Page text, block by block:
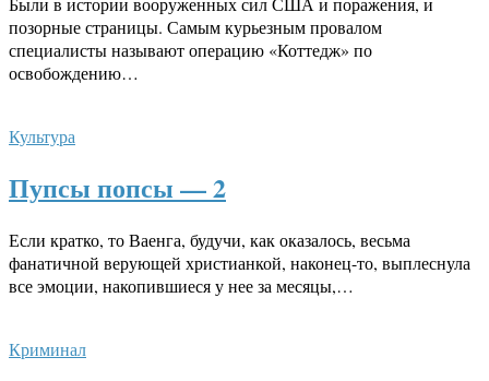
позорные страницы. Самым курьезным провалом
специалисты называют операцию «Коттедж» по
освобождению…
Культура
Пупсы попсы — 2
Если кратко, то Ваенга, будучи, как оказалось, весьма
фанатичной верующей христианкой, наконец-то, выплеснула
все эмоции, накопившиеся у нее за месяцы,…
Криминал